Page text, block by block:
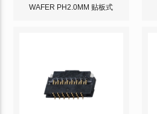
WAFER PH2.0MM 贴板式